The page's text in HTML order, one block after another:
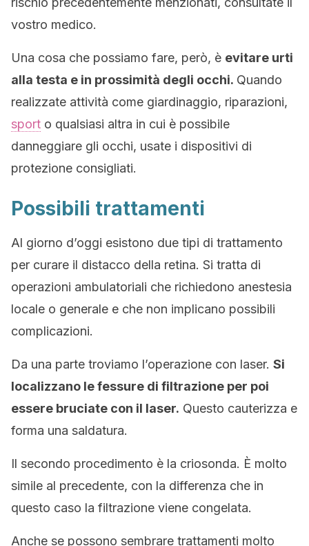
vostro medico.
Una cosa che possiamo fare, però, è evitare urti
alla testa e in prossimità degli occhi. Quando
realizzate attività come giardinaggio, riparazioni,
sport o qualsiasi altra in cui è possibile
danneggiare gli occhi, usate i dispositivi di
protezione consigliati.
Possibili trattamenti
Al giorno d’oggi esistono due tipi di trattamento
per curare il distacco della retina. Si tratta di
operazioni ambulatoriali che richiedono anestesia
locale o generale e che non implicano possibili
complicazioni.
Da una parte troviamo l’operazione con laser. Si
localizzano le fessure di filtrazione per poi
essere bruciate con il laser. Questo cauterizza e
forma una saldatura.
Il secondo procedimento è la criosonda. È molto
simile al precedente, con la differenza che in
questo caso la filtrazione viene congelata.
Anche se possono sembrare trattamenti molto